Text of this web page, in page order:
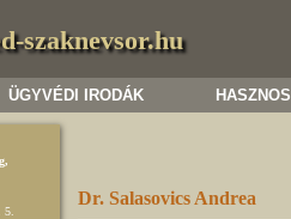
szaknevsor.hu
ÜGYVÉDI IRODÁK
5.
Dr. Salasovics Andrea